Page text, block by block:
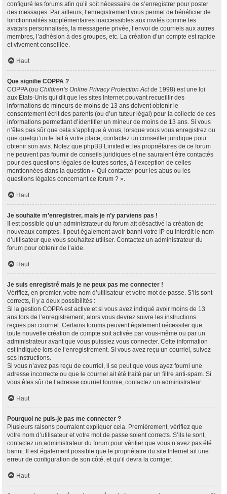
configuré les forums afin qu’il soit nécessaire de s’enregistrer pour poster
des messages. Par ailleurs, l’enregistrement vous permet de bénéficier de
fonctionnalités supplémentaires inaccessibles aux invités comme les
avatars personnalisés, la messagerie privée, l’envoi de courriels aux autres
membres, l’adhésion à des groupes, etc. La création d’un compte est rapide
et vivement conseillée.
Haut
Que signifie COPPA ?
COPPA (ou Children’s Online Privacy Protection Actde 1998) est une loi
aux États-Unis qui dit que les sites Internet pouvant recueillir des
informations de mineurs de moins de 13 ans doivent obtenir le
consentement écrit des parents (ou d’un tuteur légal) pour la collecte de ces
informations permettant d’identifier un mineur de moins de 13 ans. Si vous
n’êtes pas sûr que cela s’applique à vous, lorsque vous vous enregistrez ou
que quelqu’un le fait à votre place, contactez un conseiller juridique pour
obtenir son avis. Notez que phpBB Limited et les propriétaires de ce forum
ne peuvent pas fournir de conseils juridiques et ne sauraient être contactés
pour des questions légales de toutes sortes, à l’exception de celles
mentionnées dans la question « Qui contacter pour les abus ou les
questions légales concernant ce forum ? ».
Haut
Je souhaite m’enregistrer, mais je n’y parviens pas !
Il est possible qu’un administrateur du forum ait désactivé la création de
nouveaux comptes. Il peut également avoir banni votre IP ou interdit le nom
d’utilisateur que vous souhaitez utiliser. Contactez un administrateur du
forum pour obtenir de l’aide.
Haut
Je suis enregistré mais je ne peux pas me connecter !
Vérifiez, en premier, votre nom d’utilisateur et votre mot de passe. S’ils sont
corrects, il y a deux possibilités :
Si la gestion COPPA est active et si vous avez indiqué avoir moins de 13
ans lors de l’enregistrement, alors vous devrez suivre les instructions
reçues par courriel. Certains forums peuvent également nécessiter que
toute nouvelle création de compte soit activée par vous-même ou par un
administrateur avant que vous puissiez vous connecter. Cette information
est indiquée lors de l’enregistrement. Si vous avez reçu un courriel, suivez
ses instructions.
Si vous n’avez pas reçu de courriel, il se peut que vous ayez fourni une
adresse incorrecte ou que le courriel ait été traité par un filtre anti-spam. Si
vous êtes sûr de l’adresse courriel fournie, contactez un administrateur.
Haut
Pourquoi ne puis-je pas me connecter ?
Plusieurs raisons pourraient expliquer cela. Premièrement, vérifiez que
votre nom d’utilisateur et votre mot de passe soient corrects. S’ils le sont,
contactez un administrateur du forum pour vérifier que vous n’avez pas été
banni. Il est également possible que le propriétaire du site Internet ait une
erreur de configuration de son côté, et qu’il devra la corriger.
Haut